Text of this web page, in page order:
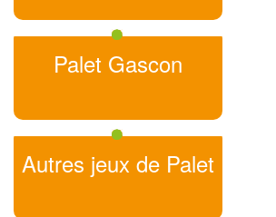
Palet Gascon
Autres jeux de Palet